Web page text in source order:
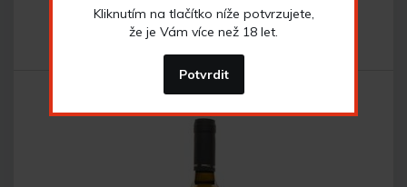
798 Kč
Kliknutím na tlačítko níže potvrzujete,
že je Vám více než 18 let.
Potvrdit